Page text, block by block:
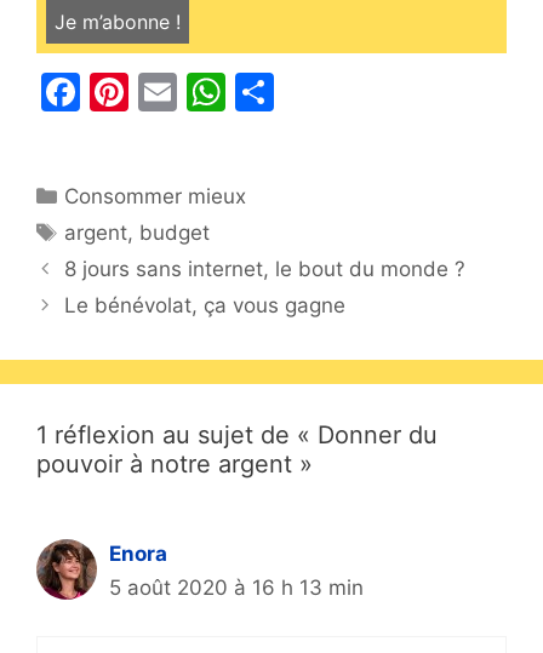
F
e
b
o
o
k
Pi
e
st
E
l
W
s
p
p
Catégories
Consommer mieux
Étiquettes
argent, budget
8 jours sans internet, le bout du monde ?
Le bénévolat, ça vous gagne
1 réflexion au sujet de « Donner du
pouvoir à notre argent »
Enora
5 août 2020 à 16 h 13 min